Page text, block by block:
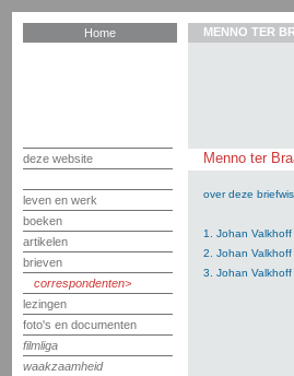
Home
deze website
leven en werk
boeken
artikelen
brieven
correspondenten
lezingen
foto's en documenten
filmliga
waakzaamheid
MENNO TER
Menno ter
over deze
1. Johan
2. Johan
3. Johan